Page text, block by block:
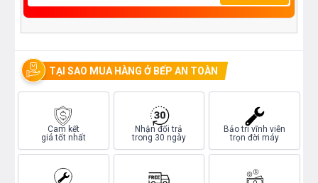
TẠI SAO MUA HÀNG Ở BẾP AN TOÀN
Cam kết
giá tốt nhất
Nhận đổi trả
trong 30 ngày
Bảo trì vĩnh viễn
trọn đời máy